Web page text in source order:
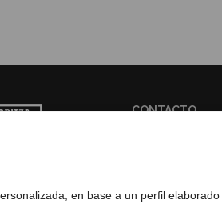
en base a un perfil
CONTACTO